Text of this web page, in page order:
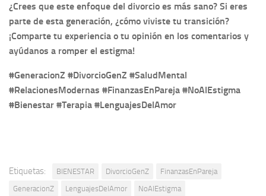
¿Crees que este enfoque del divorcio es más sano? Si eres
parte de esta generación, ¿cómo viviste tu transición?
¡Comparte tu experiencia o tu opinión en los comentarios y
ayúdanos a romper el estigma!
#GeneracionZ #DivorcioGenZ #SaludMental
#RelacionesModernas #FinanzasEnPareja #NoAlEstigma
#Bienestar #Terapia #LenguajesDelAmor
Etiquetas: BIENESTAR DivorcioGenZ
FinanzasEnPareja
GeneracionZ
LenguajesDelAmor
NoAlEstigma